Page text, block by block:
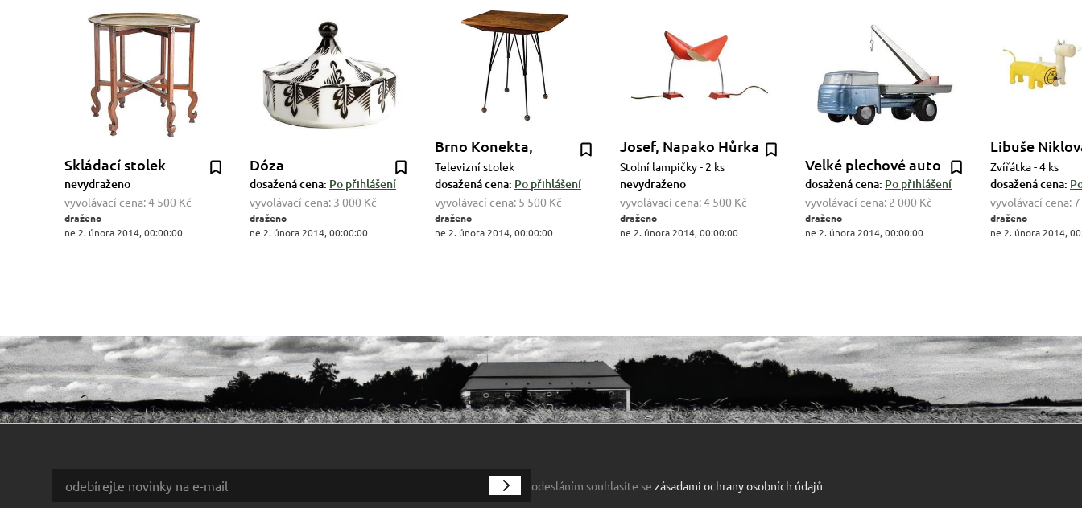
Skládací stolek
nevydraženo
vyvolávací cena:4 500 Kč
draženo
ne 2. února 2014, 00:00:00
Dóza
dosažená cena: Po přihlášení
vyvolávací cena: 3 000 Kč
draženo
ne 2. února 2014, 00:00:00
Brno Konekta,
Televizní stolek
dosažená cena: Po přihlášení
vyvolávací cena: 5 500 Kč
draženo
ne 2. února 2014, 00:00:00
Josef, Napako Hůrka
Stolní lampičky - 2 ks
nevydraženo
vyvolávací cena:4 500 Kč
draženo
ne 2. února 2014, 00:00:00
Velké plechové auto
dosažená cena: Po přihlášení
vyvolávací cena: 2 000 Kč
draženo
ne 2. února 2014, 00:00:00
Libuše
Zvířátka - 4 ks
dosažená cena:
vyvolávací cena:
draženo
ne 2. února 2014,
odesláním souhlasíte se zásadami ochrany osobních údajů